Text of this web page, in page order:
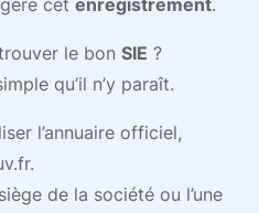
cet enregistrement.
le bon SIE ?
qu’il n’y paraît.
l’annuaire officiel,
de la société ou l’une